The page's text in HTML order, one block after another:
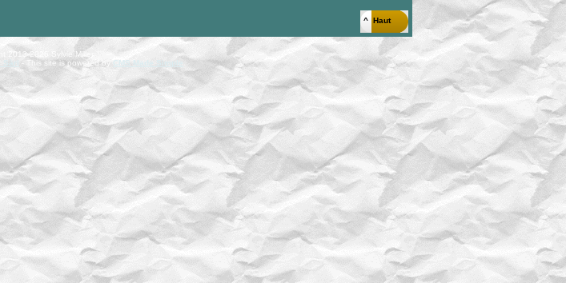
^ Haut
2013-2026 Sylvie Miller
- This site is powered byCMS Made Simple